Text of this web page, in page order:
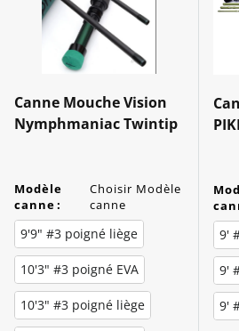
Canne Mouche Vision
Nymphmaniac Twintip
Modèle
canne:
Choisir Modèle
canne
9'9" #3 poigné liège
10'3" #3 poigné EVA
10'3" #3 poigné liège
9'
9'
9'